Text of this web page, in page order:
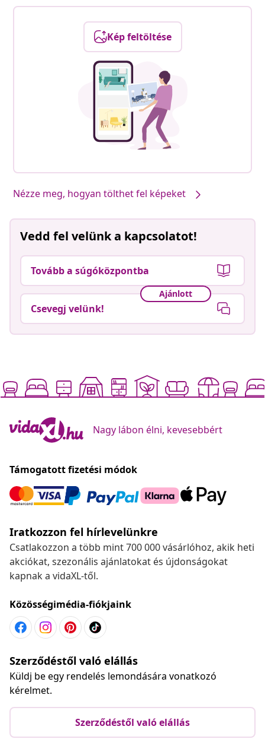
Kép feltöltése
Nézze meg, hogyan tölthet fel képeket
Vedd fel velünk a kapcsolatot!
Tovább a súgóközpontba
Ajánlott
Csevegj velünk!
Nagy lábon élni, kevesebbért
Támogatott fizetési módok
Iratkozzon fel hírlevelünkre
Csatlakozzon a több mint 700 000 vásárlóhoz, akik heti
akciókat, szezonális ajánlatokat és újdonságokat
kapnak a vidaXL-től.
Közösségimédia-fiókjaink
Szerződéstől való elállás
Küldj be egy rendelés lemondására vonatkozó
kérelmet.
Szerződéstől való elállás